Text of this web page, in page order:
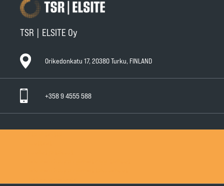
TSR | ELSITE Oy
Orikedonkatu 17, 20380 Turku, FINLAND
+358 9 4555 588